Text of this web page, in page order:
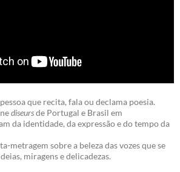
que recita, fala ou declama poesia.
diseursde Portugal e Brasil em
da identidade, da expressão e do tempo da
metragem sobre a beleza das vozes que se
miragens e delicadezas.